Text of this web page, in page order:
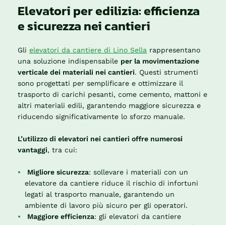
Elevatori per edilizia: efficienza
e sicurezza nei cantieri
Gli elevatori da cantiere di Lino Sella rappresentano
una soluzione indispensabile per la movimentazione
verticale dei materiali nei cantieri. Questi strumenti
sono progettati per semplificare e ottimizzare il
trasporto di carichi pesanti, come cemento, mattoni e
altri materiali edili, garantendo maggiore sicurezza e
riducendo significativamente lo sforzo manuale.
L’utilizzo di elevatori nei cantieri offre numerosi
vantaggi, tra cui:
Migliore sicurezza: sollevare i materiali con un
elevatore da cantiere riduce il rischio di infortuni
legati al trasporto manuale, garantendo un
ambiente di lavoro più sicuro per gli operatori.
Maggiore efficienza: gli elevatori da cantiere